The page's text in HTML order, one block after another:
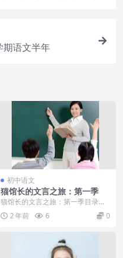
期语文半年
初中语文
猫馆长的文言之旅：第一季
猫馆长的文言之旅：第一季目录：
├┈第09集 懂了，又没完全懂：文
言文的用典.mp...
2 年前 6 0